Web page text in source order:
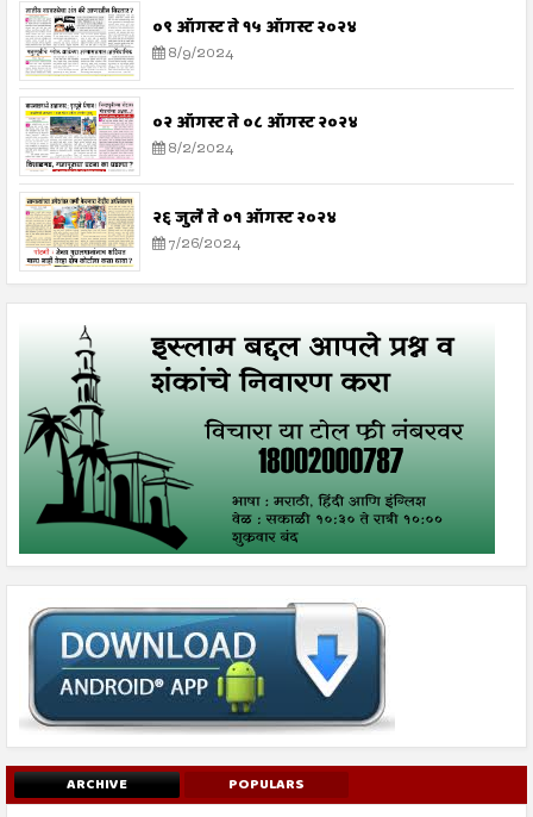
०९ ऑगस्ट ते १५ ऑगस्ट २०२४
8/9/2024
०२ ऑगस्ट ते ०८ ऑगस्ट २०२४
8/2/2024
२६ जुलै ते ०१ ऑगस्ट २०२४
7/26/2024
ARCHIVE POPULARS